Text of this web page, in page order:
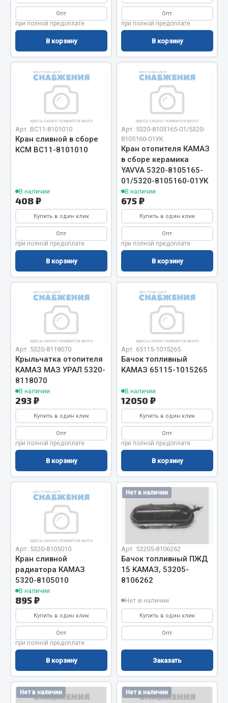
Автотовары
Автозвук
Автокаталоги
Аксессуары автомобильные
Аптечки и знаки автомобильные
Брызговики
Вентиляторы кабины
Вымпела
Показать ещё
Смазочные материалы
Масла
Охладжающие жидкости
Технические жидкости
Весь раздел
МЕТИЗЫ
Кольца стопорные
Пресс-масленки
Пробки
Пружины
Хомуты
Показать ещё
Весь раздел
Соединительные элементы
Адаптеры и переходники
Тройники
Трубки, муфты, гайки
Угольники
Фитинги
Штуцеры
Весь раздел
Инструмент
Автомобильный инструмент
Измерительный инструмент
Крепежный инструмент
Опт
при полной предоплате
В корзину
Опт
при полной предоплате
В корзину
Арт. ВС11-8101010
Кран сливной в сборе
КСМ ВС11-8101010
В наличии
408 ₽
Купить в один клик
Опт
при полной предоплате
В корзину
Арт. 5320-8105165-01/5320-
8105160-01УК
Кран отопителя КАМАЗ
в сборе керамика
YAVVA 5320-8105165-
01/5320-8105160-01УК
В наличии
675 ₽
Купить в один клик
Опт
при полной предоплате
В корзину
Арт. 5320-8118070
Крыльчатка отопителя
КАМАЗ МАЗ УРАЛ 5320-
8118070
В наличии
293 ₽
Купить в один клик
Опт
при полной предоплате
В корзину
Арт. 65115-1015265
Бачок топливный
КАМАЗ 65115-1015265
В наличии
12050 ₽
Купить в один клик
Опт
при полной предоплате
В корзину
Арт. 5320-8105010
Кран сливной
радиатора КАМАЗ
5320-8105010
В наличии
895 ₽
Купить в один клик
Опт
при полной предоплате
В корзину
Нет в наличии
Арт. 53205-8106262
Бачок топливный ПЖД
15 КАМАЗ, 53205-
8106262
Нет в наличии
Купить в один клик
Опт
Заказать
Нет в наличии Нет в наличии